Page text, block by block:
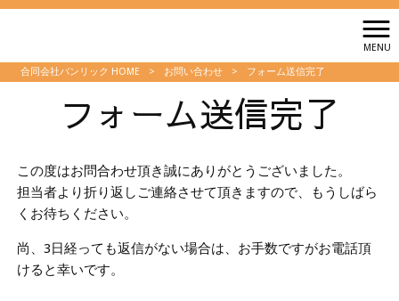
MENU
合同会社バンリック HOME > お問い合わせ > フォーム送信完了
フォーム送信完了
この度はお問合わせ頂き誠にありがとうございました。
担当者より折り返しご連絡させて頂きますので、もうしばら
くお待ちください。
尚、3日経っても返信がない場合は、お手数ですがお電話頂
けると幸いです。